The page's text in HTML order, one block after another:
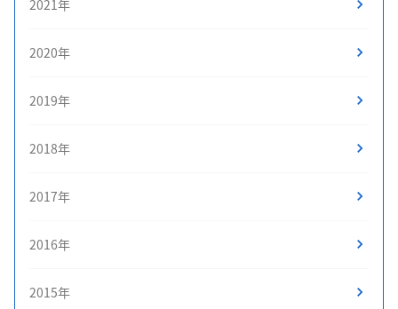
2021年
2020年
2019年
2018年
2017年
2016年
2015年